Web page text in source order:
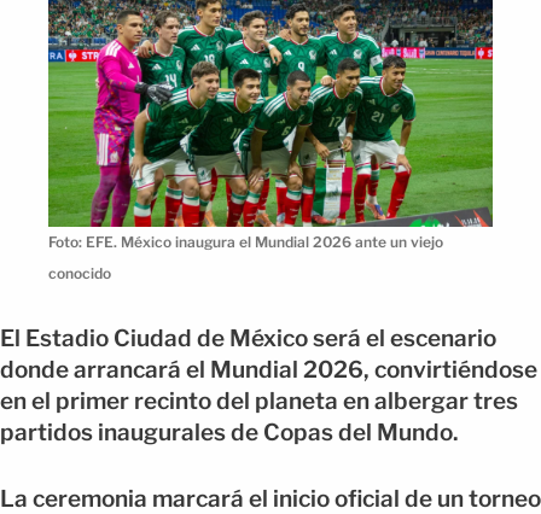
Foto: EFE. México inaugura el Mundial 2026 ante un viejo
conocido
El Estadio Ciudad de México será el escenario
donde arrancará el Mundial 2026, convirtiéndose
en el primer recinto del planeta en albergar tres
partidos inaugurales de Copas del Mundo.
La ceremonia marcará el inicio oficial de un torneo